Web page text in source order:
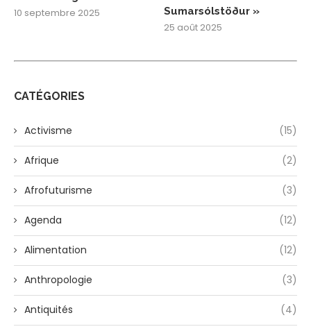
10 septembre 2025
Sumarsólstöður »
25 août 2025
CATÉGORIES
Activisme (15)
Afrique (2)
Afrofuturisme (3)
Agenda (12)
Alimentation (12)
Anthropologie (3)
Antiquités (4)